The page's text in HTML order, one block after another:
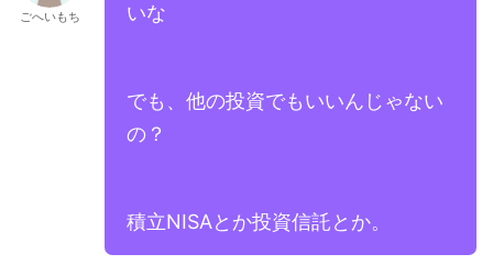
ごへいもち
いな
でも、他の投資でもいいんじゃない
の？
積立NISAとか投資信託とか。